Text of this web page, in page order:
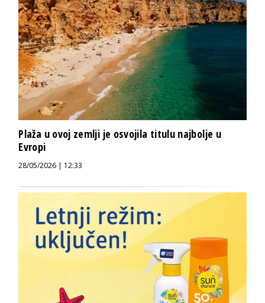
Plaža u ovoj zemlji je osvojila titulu najbolje u
Evropi
28/05/2026 | 12:33